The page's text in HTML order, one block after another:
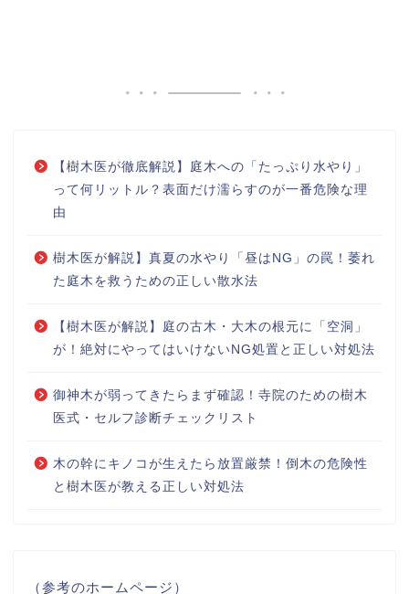
【樹木医が徹底解説】庭木への「たっぷり水やり」
って何リットル？表面だけ濡らすのが一番危険な理
由
樹木医が解説】真夏の水やり「昼はNG」の罠！萎れ
た庭木を救うための正しい散水法
【樹木医が解説】庭の古木・大木の根元に「空洞」
が！絶対にやってはいけないNG処置と正しい対処法
御神木が弱ってきたらまず確認！寺院のための樹木
医式・セルフ診断チェックリスト
木の幹にキノコが生えたら放置厳禁！倒木の危険性
と樹木医が教える正しい対処法
（参考のホームページ）